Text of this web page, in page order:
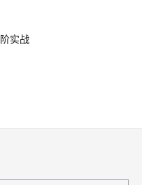
Function Local
实战